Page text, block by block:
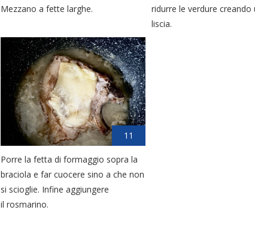
Mezzano a fette larghe.
ridurre le verdure creando
liscia.
11
Porre la fetta di formaggio sopra la
braciola e far cuocere sino a che non
si scioglie. Infine aggiungere
il rosmarino.